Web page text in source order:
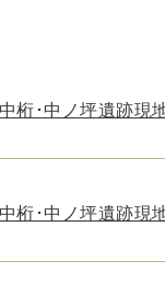
桁･中ノ坪遺跡現
桁･中ノ坪遺跡現